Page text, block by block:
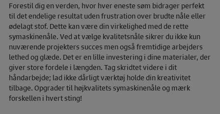
Forestil dig en verden, hvor hver eneste søm bidrager perfekt
til det endelige resultat uden frustration over brudte nåle eller
ødelagt stof. Dette kan være din virkelighed med de rette
symaskinenåle. Ved at vælge kvalitetsnåle sikrer du ikke kun
nuværende projekters succes men også fremtidige arbejders
lethed og glæde. Det er en lille investering i dine materialer, der
giver store fordele i længden. Tag skridtet videre i dit
håndarbejde; lad ikke dårligt værktøj holde din kreativitet
tilbage. Opgrader til højkvalitets symaskinenåle og mærk
forskellen i hvert sting!